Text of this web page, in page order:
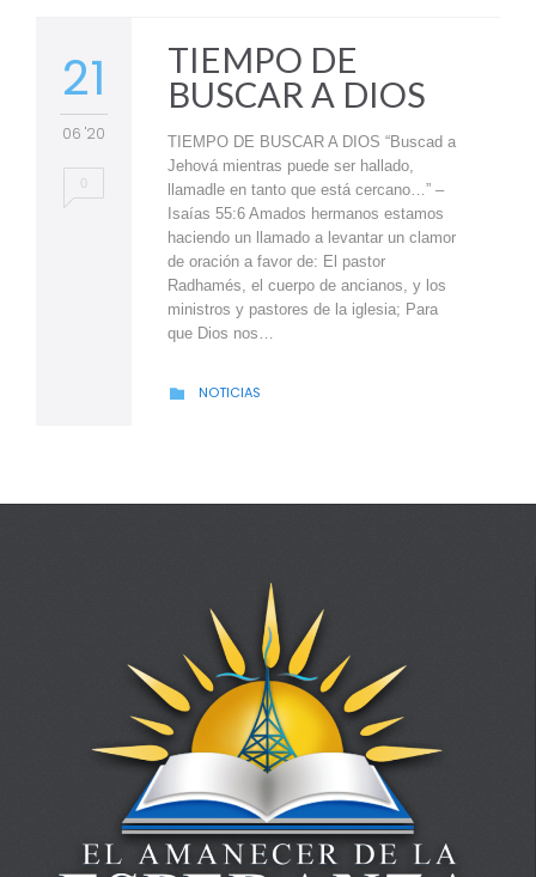
21
06 '20
0
TIEMPO DE
BUSCAR A DIOS
TIEMPO DE BUSCAR A DIOS “Buscad a
Jehová mientras puede ser hallado,
llamadle en tanto que está cercano…” –
Isaías 55:6 Amados hermanos estamos
haciendo un llamado a levantar un clamor
de oración a favor de: El pastor
Radhamés, el cuerpo de ancianos, y los
ministros y pastores de la iglesia; Para
que Dios nos…
 CATEGORY
NOTICIAS